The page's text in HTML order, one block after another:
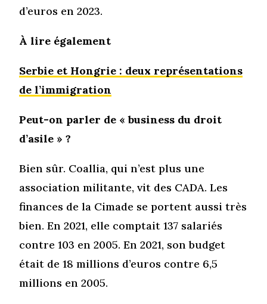
d’euros en 2023.
À lire également
Serbie et Hongrie : deux représentations
de l’immigration
Peut-on parler de « business du droit
d’asile » ?
Bien sûr. Coallia, qui n’est plus une
association militante, vit des CADA. Les
finances de la Cimade se portent aussi très
bien. En 2021, elle comptait 137 salariés
contre 103 en 2005. En 2021, son budget
était de 18 millions d’euros contre 6,5
millions en 2005.